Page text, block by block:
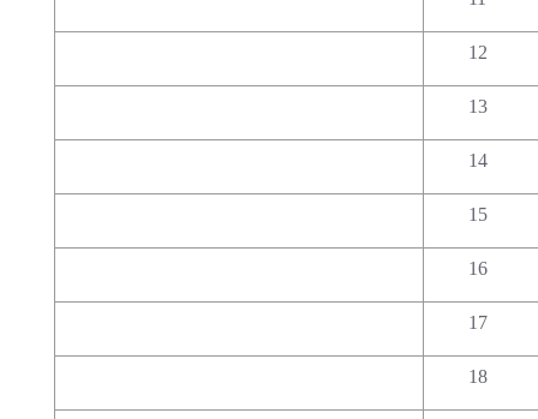
12
13
14
15
16
17
18